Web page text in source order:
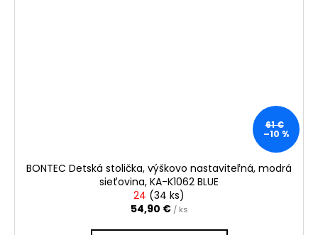
61 €
–10 %
BONTEC Detská stolička, výškovo nastaviteľná, modrá
sieťovina, KA-K1062 BLUE
24 (34 ks)
54,90 € / ks